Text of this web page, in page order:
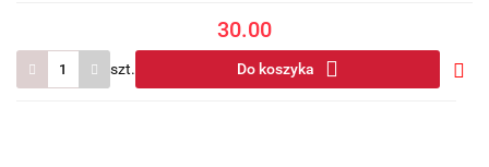
30.00
szt. Do koszyka